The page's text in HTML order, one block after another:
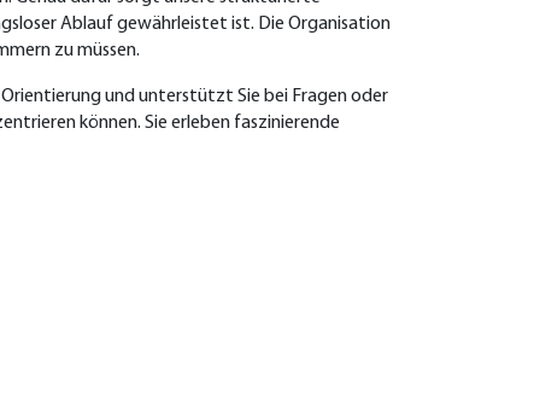
Ablauf gewährleistet ist. Die Organisation
zu müssen.
und unterstützt Sie bei Fragen oder
können. Sie erleben faszinierende